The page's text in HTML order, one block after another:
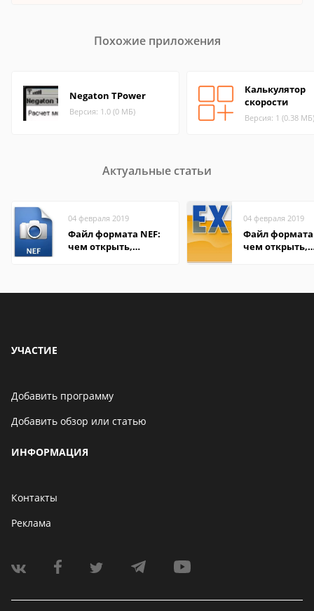
Похожие приложения
Negaton TPower
Версия: 1.0 (0 МБ)
Калькулятор
скорости
Версия: 1 (0.38 МБ)
Актуальные статьи
04 февраля 2019
Файл формата NEF:
чем открыть,
04 февраля 2019
Файл
чем открыть,
УЧАСТИЕ
Добавить программу
Добавить обзор или статью
ИНФОРМАЦИЯ
Контакты
Реклама